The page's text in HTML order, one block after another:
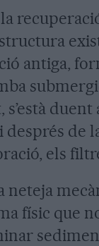
antiga,
s’està
després de
els
neteja
físic que